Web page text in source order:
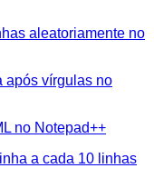
aleatoriamente no
após vírgulas no
no Notepad++
a cada 10 linhas